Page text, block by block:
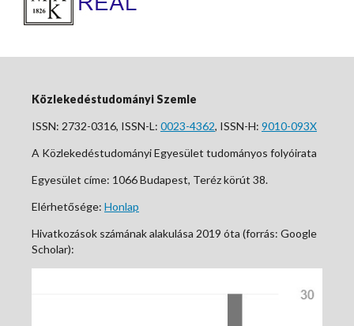
Közlekedéstudományi Szemle
ISSN: 2732-0316, ISSN-L: 0023-4362, ISSN-H: 9010-093X
A Közlekedéstudományi Egyesület tudományos folyóirata
Egyesület címe: 1066 Budapest, Teréz körút 38.
Elérhetősége: Honlap
Hivatkozások számának alakulása 2019 óta (forrás: Google
Scholar):